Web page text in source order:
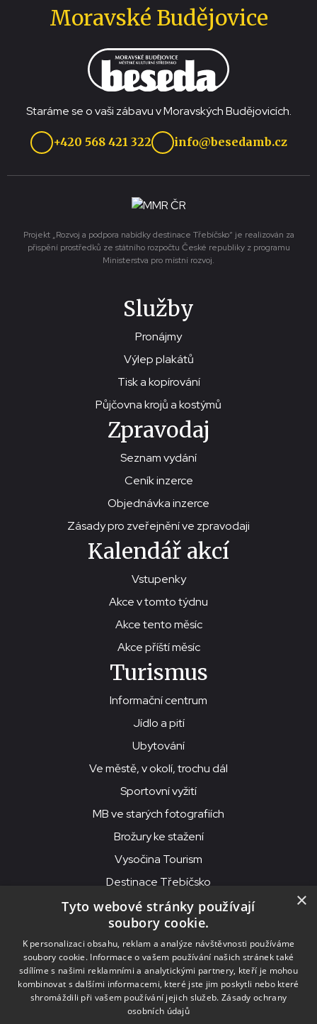
Moravské Budějovice
Staráme se o vaši zábavu v Moravských Budějovicích.
+420 568 421 322 info@besedamb.cz
Projekt „Rozvoj a podpora nabídky destinace Třebíčsko“ je realizován za
přispění prostředků ze státního rozpočtu České republiky z programu
Ministerstva pro místní rozvoj.
Služby
Pronájmy
Výlep plakátů
Tisk a kopírování
Půjčovna krojů a kostýmů
Zpravodaj
Seznam vydání
Ceník inzerce
Objednávka inzerce
Zásady pro zveřejnění ve zpravodaji
Kalendář akcí
Vstupenky
Akce v tomto týdnu
Akce tento měsíc
Akce příští měsíc
Turismus
Informační centrum
Jídlo a pití
Ubytování
Ve městě, v okolí, trochu dál
Sportovní vyžití
MB ve starých fotografiích
Brožury ke stažení
Vysočina Tourism
Destinace Třebíčsko
© 2026MKS Beseda Mor. Budějovice
MKS Beseda, příspěvková organizace, Purcnerova 62, 676 02
Moravské Budějovice
IČO: 00091758, DIČ: CZ00091758, ID datové schránky: chjn2kd
×
Tyto webové stránky používají
soubory cookie.
K personalizaci obsahu, reklam a analýze návštěvnosti používáme
soubory cookie. Informace o vašem používání našich stránek také
sdílíme s našimi reklamními a analytickými partnery, kteří je mohou
kombinovat s dalšími informacemi, které jste jim poskytli nebo které
shromáždili při vašem používání jejich služeb. Zásady ochrany
osobních údajů